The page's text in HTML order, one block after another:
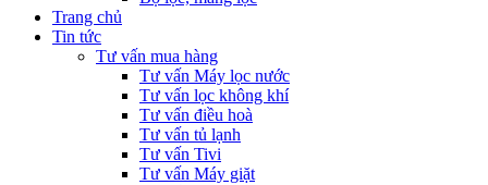
Trang chủ
Tin tức
Tư vấn mua hàng
Tư vấn Máy lọc nước
Tư vấn lọc không khí
Tư vấn điều hoà
Tư vấn tủ lạnh
Tư vấn Tivi
Tư vấn Máy giặt